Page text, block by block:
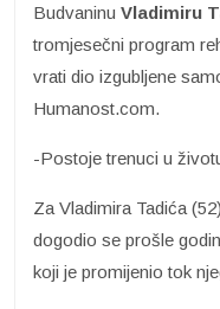
Budvaninu Vladimiru
tromjesečni program
vrati dio izgubljene
Humanost.com.
-Postoje trenuci u
Za Vladimira Tadića
dogodio se prošle
koji je promijenio tok